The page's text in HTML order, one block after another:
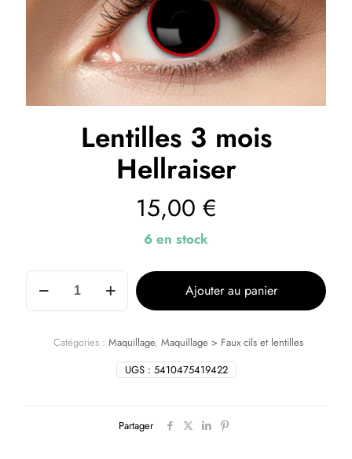
Lentilles 3 mois
Hellraiser
15,00 €
6 en stock
Ajouter au panier
UGS : 5410475419422
Catégories : Maquillage, Maquillage > Faux cils et lentilles
Partager